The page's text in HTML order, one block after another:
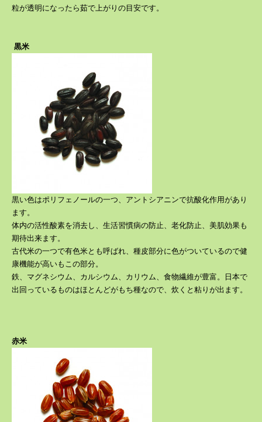
粒が透明になったら茹で上がりの目安です。
黒米
黒い色はポリフェノールの一つ、アントシアニンで抗酸化作用があり
ます。
体内の活性酸素を消去し、生活習慣病の防止、老化防止、美肌効果も
期待出来ます。
古代米の一つで有色米とも呼ばれ、 種皮部分に色がついているので健
康機能が高いもこの部分。
鉄、マグネシウム、カルシウム、カリウム、食物繊維が豊富。日本で
出回っているものはほとんどがもち種なので、炊くと粘りが出ます。
赤米